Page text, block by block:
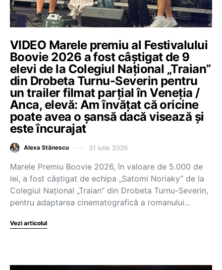
VIDEO Marele premiu al Festivalului
Boovie 2026 a fost câștigat de 9
elevi de la Colegiul Național „Traian”
din Drobeta Turnu-Severin pentru
un trailer filmat parțial în Veneția /
Anca, elevă: Am învățat că oricine
poate avea o șansă dacă visează și
este încurajat
Alexa Stănescu 31 iulie 2026
Marele Premiu Boovie 2026, în valoare de 5.000 de
lei, a fost câștigat de echipa „Satomi Noriaky” de la
Colegiul Național „Traian” din Drobeta Turnu-Severin,
pentru adaptarea cinematografică a romanului…
Vezi articolul